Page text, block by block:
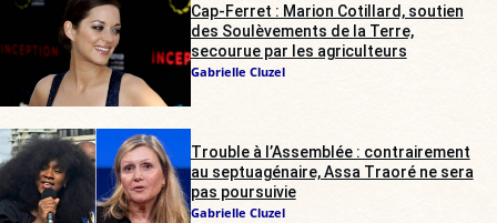
Cap-Ferret : Marion Cotillard, soutien
des Soulèvements de la Terre,
secourue par les agriculteurs
Gabrielle Cluzel
Trouble à l’Assemblée : contrairement
au septuagénaire, Assa Traoré ne sera
pas poursuivie
Gabrielle Cluzel